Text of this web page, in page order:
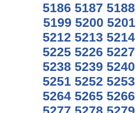
5186 5187 5188
5199 5200 5201
5212 5213 5214
5225 5226 5227
5238 5239 5240
5251 5252 5253
5264 5265 5266